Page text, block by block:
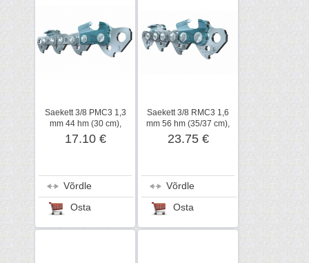
Saekett 3/8 PMC3 1,3
mm 44 hm (30 cm),
STIHL
17.10 €
Võrdle
Osta
Saekett 3/8 RMC3 1,6
mm 56 hm (35/37 cm),
STIHL
23.75 €
Võrdle
Osta